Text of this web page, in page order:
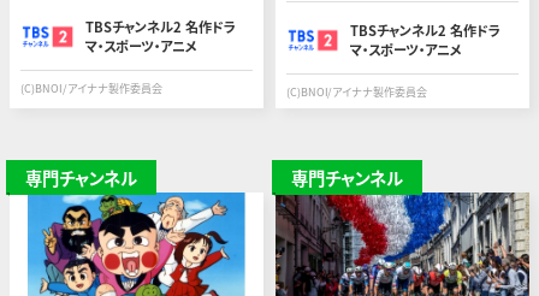
TBSチャンネル2 名作ドラ
マ・スポーツ・アニメ
(C)BNOI/アイナナ製作委員会
TBSチャンネル2 名作ドラ
マ・スポーツ・アニメ
(C)BNOI/アイナナ製作委員会
専門チャンネル 専門チャンネル